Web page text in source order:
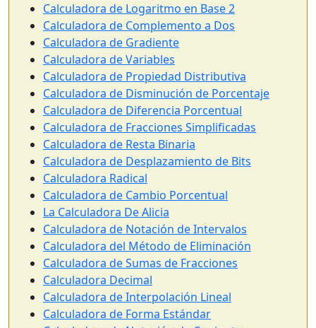
Calculadora de Logaritmo en Base 2
Calculadora de Complemento a Dos
Calculadora de Gradiente
Calculadora de Variables
Calculadora de Propiedad Distributiva
Calculadora de Disminución de Porcentaje
Calculadora de Diferencia Porcentual
Calculadora de Fracciones Simplificadas
Calculadora de Resta Binaria
Calculadora de Desplazamiento de Bits
Calculadora Radical
Calculadora de Cambio Porcentual
La Calculadora De Alicia
Calculadora de Notación de Intervalos
Calculadora del Método de Eliminación
Calculadora de Sumas de Fracciones
Calculadora Decimal
Calculadora de Interpolación Lineal
Calculadora de Forma Estándar